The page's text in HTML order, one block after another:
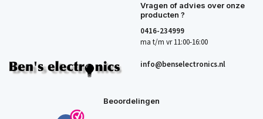
Vragen of advies over onze
producten ?
0416-234999
ma t/m vr 11:00-16:00
info@benselectronics.nl
Beoordelingen